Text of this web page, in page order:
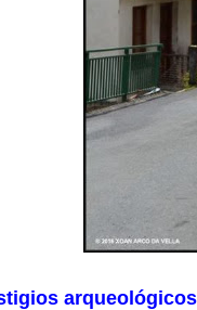
arqueológicos